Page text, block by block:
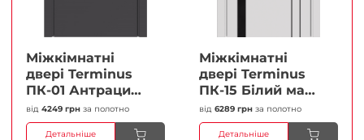
Міжкімнатні
двері Terminus
ПК-01 Антрацит
(п/п) Глухі
Плівка
від 4249 грн за полотно
Детальніше
Міжкімнатні
двері Terminus
ПК-15 Білий мат
(Термінус) Чорне
скло Плівка
від 6289 грн за полотно
Детальніше